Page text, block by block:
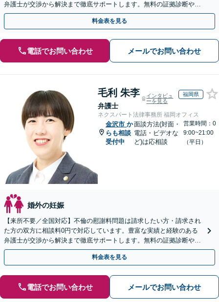
弁護士が交渉から解決まで徹底サポートします。無料の証拠診断や着
手金の返還保証もありますので安心してご相談ください。
料金表を見る
電話でお問い合わせ メールでお問い合わせ
毛利 朱李
弁護士
インタビュ
ーを見る
福岡県
ネクスパート法律事務所 福岡オフィス
金沢市 か
らも相談
受付中
面談方法(対面・
電話・ビデオな
ど)は応相談
営業時間：0
9:00~21:00
（平日）
婚外の妊娠
【来所不要／全国対応】不倫の慰謝料問題は請求したい方・請求され
た方の双方に相談料0円で対応しています。豊富な実績と経験のある
弁護士が交渉から解決まで徹底サポートします。無料の証拠診断や着
手金の返還保証もありますので安心してご相談ください。
料金表を見る
電話でお問い合わせ メールでお問い合わせ